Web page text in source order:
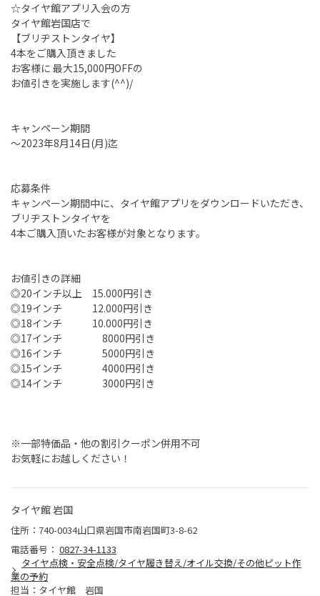
☆タイヤ館アプリ入会の方
タイヤ館岩国店で
【ブリヂストンタイヤ】
4本をご購入頂きました
お客様に 最大15,000円OFFの
お値引きを実施します(^^)/
キャンペーン期間
～2023年8月14日(月)迄
応募条件
キャンペーン期間中に、タイヤ館アプリをダウンロードいただき、
ブリヂストンタイヤを
4本ご購入頂いたお客様が対象となります。
お値引きの詳細
◎20インチ以上 15.000円引き
◎19インチ 12.000円引き
◎18インチ 10.000円引き
◎17インチ 8000円引き
◎16インチ 5000円引き
◎15インチ 4000円引き
◎14インチ 3000円引き
※一部特価品・他の割引クーポン併用不可
お気軽にお越しください！
タイヤ館 岩国
住所：740-0034山口県岩国市南岩国町3-8-62
電話番号： 0827-34-1133
タイヤ点検・安全点検/タイヤ履き替え/オイル交換/その他ピット作
業の予約
担当：タイヤ館 岩国